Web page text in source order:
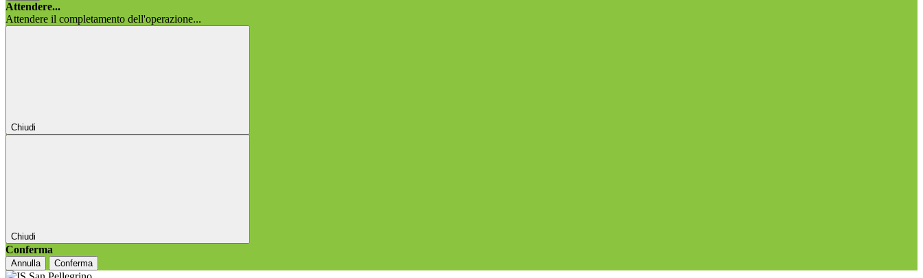
Attendere...
Attendere il completamento dell'operazione...
Chiudi
Chiudi
Conferma
Annulla Conferma